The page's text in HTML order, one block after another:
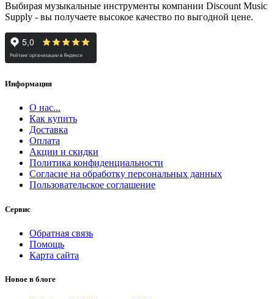
Выбирая музыкальные инструменты компании Discount Music
Supply - вы получаете высокое качество по выгодной цене.
Информация
О нас...
Как купить
Доставка
Оплата
Акции и скидки
Политика конфиденциальности
Согласие на обработку персональных данных
Пользовательское соглашение
Сервис
Обратная связь
Помощь
Карта сайта
Новое в блоге